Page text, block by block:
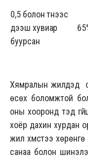
0,5 болон түүнээс
дээш хувиар
буурсан
Хямралын жилүүдэд
өсөх боломжтой
оны хооронд тэд
хоёр дахин хурдан
жил хүмүүстээ
санаа болон